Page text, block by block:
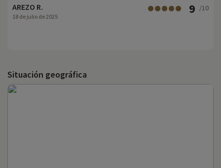
AREZO R.
18 de julio de 2025
9 /10
Situación geográfica